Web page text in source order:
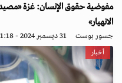
مفوضية حقوق الإنسان: غزة
الانهيار»
جسور بوست 31 ديسمبر 2024 - 21:18
أخبار